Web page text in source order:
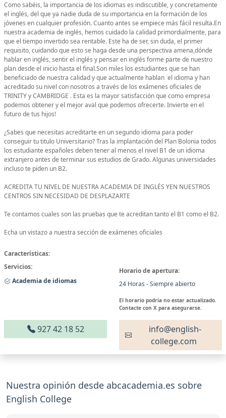
Como sabéis, la importancia de los idiomas es indiscutible, y concretamente
el inglés, del que ya nadie duda de su importancia en la formación de los
jóvenes en cualquier profesión. Cuanto antes se empiece más fácil resulta.En
nuestra academia de inglés, hemos cuidado la calidad primordialmente, para
que el tiempo invertido sea rentable. Este ha de ser, sin duda, el primer
requisito, cuidando que esto se haga desde una perspectiva amena,dónde
hablar en inglés, sentir el inglés y pensar en inglés forme parte de nuestro
plan desde el inicio hasta el final.Son miles los estudiantes que se han
beneficiado de nuestra calidad y que actualmente hablan el idioma y han
acreditado su nivel con nosotros a través de los exámenes oficiales de
TRINITY y CAMBRIDGE . Esta es la mayor satisfacción que como empresa
podemos obtener y el mejor aval que podemos ofrecerte. Invierte en el
futuro de tus hijos!
¿Sabes que necesitas acreditarte en un segundo idioma para poder
conseguir tu titulo Universitario? Tras la implantación del Plan Bolonia todos
los estudiante españoles deben tener al menos el nivel B1 de un idioma
extranjero antes de terminar sus estudios de Grado. Algunas universidades
incluso te piden un B2.
ACREDITA TU NIVEL DE NUESTRA ACADEMIA DE INGLÉS YEN NUESTROS
CENTROS SIN NECESIDAD DE DESPLAZARTE
Te contamos cuales son las pruebas que te acreditan tanto el B1 como el B2.
Echa un vistazo a nuestra sección de exámenes oficiales
Características:
Servicios:
Academia de idiomas
Horario de apertura:
24 Horas - Siempre abierto
El horario podría no estar actualizado.
Contacte con X para asegurarse.
927 42 18 52
info@english-
college.com
Nuestra opinión desde abcacademia.es sobre
English College